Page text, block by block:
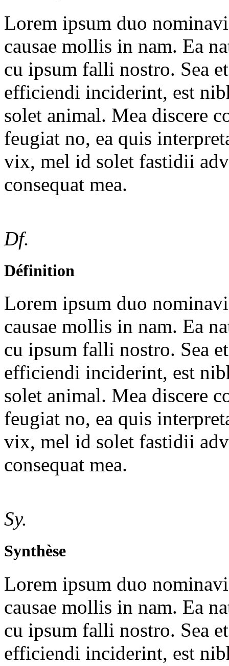
Lorem ipsum duo
causae mollis in nam. Ea
cu ipsum falli nostro. Sea
efficiendi inciderint, est
solet animal. Mea discere
feugiat no, ea quis
vix, mel id solet fastidii
consequat mea.
Df.
Définition
Lorem ipsum duo
causae mollis in nam. Ea
cu ipsum falli nostro. Sea
efficiendi inciderint, est
solet animal. Mea discere
feugiat no, ea quis
vix, mel id solet fastidii
consequat mea.
Sy.
Synthèse
Lorem ipsum duo
causae mollis in nam. Ea
cu ipsum falli nostro. Sea
efficiendi inciderint, est